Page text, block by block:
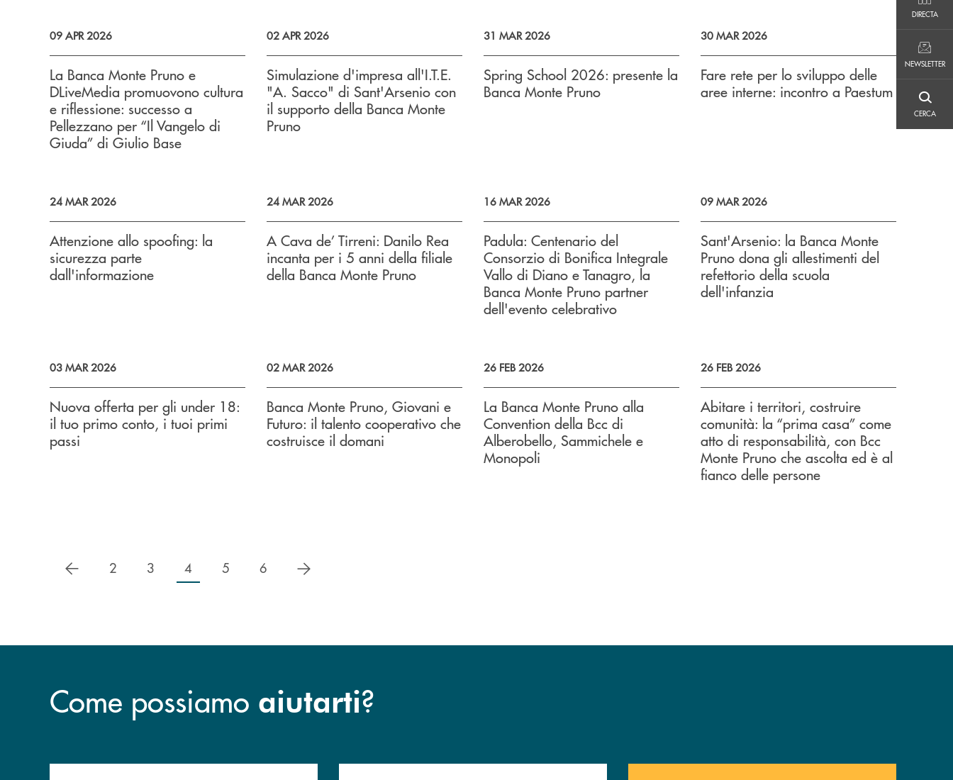
DIRECTA
NEWSLETTER
NEWSLETTER
CERCA
09 APR 2026
La Banca Monte Pruno e
DLiveMedia promuovono cultura
e riflessione: successo a
Pellezzano per “Il Vangelo di
Giuda” di Giulio Base
02 APR 2026
Simulazione d'impresa all'I.T.E.
"A. Sacco" di Sant'Arsenio con
il supporto della Banca Monte
Pruno
31 MAR 2026
Spring School 2026: presente la
Banca Monte Pruno
30 MAR 2026
Fare rete per lo sviluppo delle
aree interne: incontro a Paestum
24 MAR 2026
Attenzione allo spoofing: la
sicurezza parte
dall'informazione
24 MAR 2026
A Cava de’ Tirreni: Danilo Rea
incanta per i 5 anni della filiale
della Banca Monte Pruno
16 MAR 2026
Padula: Centenario del
Consorzio di Bonifica Integrale
Vallo di Diano e Tanagro, la
Banca Monte Pruno partner
dell'evento celebrativo
09 MAR 2026
Sant'Arsenio: la Banca Monte
Pruno dona gli allestimenti del
refettorio della scuola
dell'infanzia
03 MAR 2026
Nuova offerta per gli under 18:
il tuo primo conto, i tuoi primi
passi
02 MAR 2026
Banca Monte Pruno, Giovani e
Futuro: il talento cooperativo che
costruisce il domani
26 FEB 2026
La Banca Monte Pruno alla
Convention della Bcc di
Alberobello, Sammichele e
Monopoli
26 FEB 2026
Abitare i territori, costruire
comunità: la “prima casa” come
atto di responsabilità, con Bcc
Monte Pruno che ascolta ed è al
fianco delle persone
precedente
2 3 4 5 6 successivo
Come possiamo aiutarti?